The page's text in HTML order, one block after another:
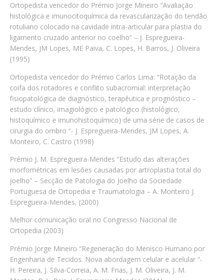
Ortopedista vencedor do Prémio Jorge Mineiro “Avaliação
histológica e imunocitoquímica da revascularização do tendão
rotuliano colocado na cavidade intra-articular para plastia do
ligamento cruzado anterior no coelho” – J. Espregueira-
Mendes, JM Lopes, ME Paiva, C. Lopes, H. Barros, J. Oliveira
(1995)
Ortopedista vencedor do Prémio Carlos Lima: “Rotação da
coifa dos rotadores e conflito subacromial: interpretação
fisiopatológica de diagnóstico, terapêutica e prognóstico –
estudo clínico, imagiológico e patológico (histológico,
histoquímico e imunohistoquímico) de uma série de casos de
cirurgia do ombro “- J. Espregueira-Mendes, JM Lopes, A.
Monteiro, C. Castro (1998)
Prémio J. M. Espregueira-Mendes “Estudo das alterações
morfométricas em lesões causadas por artroplastia total do
joelho” – Secção de Patologia do Joelho da Sociedade
Portuguesa de Ortopedia e Traumatologia – A. Monteiro J.
Espregueira-Mendes, (2000)
Melhor comunicação oral no Congresso Nacional de
Ortopedia (2003)
Prémio Jorge Mineiro “Regeneração do Menisco Humano por
Engenharia de Tecidos. Nova abordagem celular e acelular ”-
H. Pereira, J. Silva-Correia, A. M. Frias, J. M. Oliveira, J. M.